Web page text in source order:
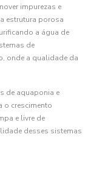
impurezas e
estrutura porosa
a água de
de
onde a qualidade da
de aquaponia e
o crescimento
e livre de
desses sistemas